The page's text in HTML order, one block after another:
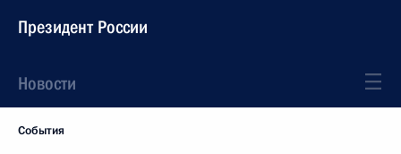
Президент России
Новости
События